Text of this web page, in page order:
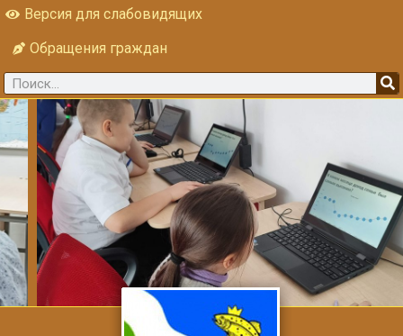
Версия для слабовидящих
Обращения граждан